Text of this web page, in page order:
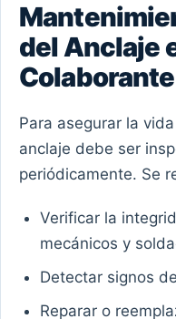
del Anclaje
Colaborante
Para asegurar la
anclaje debe ser
periódicamente. Se
Verificar la
mecánicos y
Detectar signos
Reparar o